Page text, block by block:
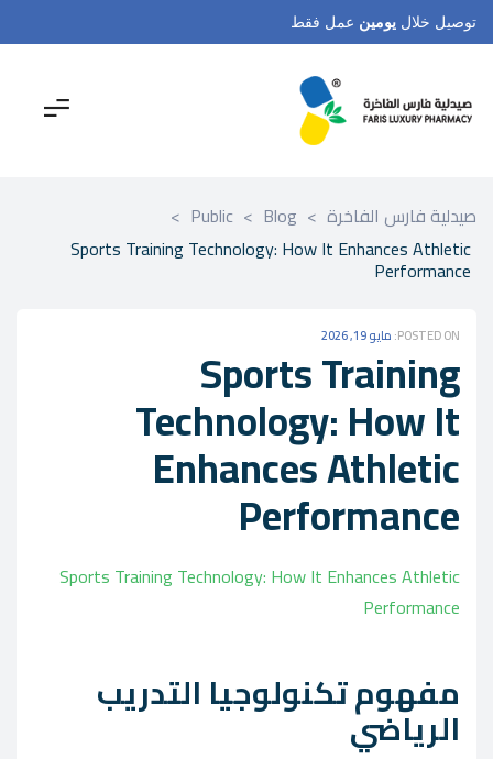
توصيل خلال يومين عمل فقط
صيدلية فارس الفاخرة >
Blog
>
Public
>
Sports Training Technology: How It Enhances Athletic
Performance
POSTED ON: مايو 19, 2026
Sports Training
Technology: How It
Enhances Athletic
Performance
Sports Training Technology: How It Enhances Athletic
Performance
مفهوم تكنولوجيا التدريب
الرياضي